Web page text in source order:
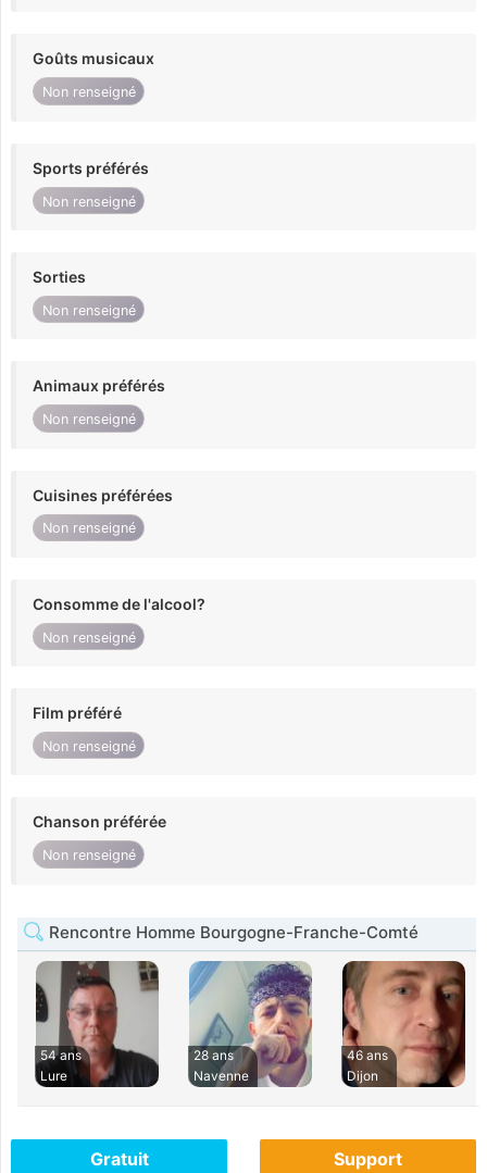
Goûts musicaux
Non renseigné
Sports préférés
Non renseigné
Sorties
Non renseigné
Animaux préférés
Non renseigné
Cuisines préférées
Non renseigné
Consomme de l'alcool?
Non renseigné
Film préféré
Non renseigné
Chanson préférée
Non renseigné
Rencontre Homme Bourgogne-Franche-Comté
54 ans
Lure
28 ans
Navenne
46 ans
Dijon
Gratuit Support